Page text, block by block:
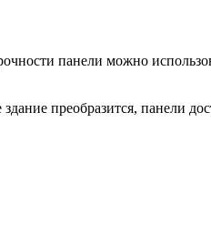
панели можно
преобразится, панели